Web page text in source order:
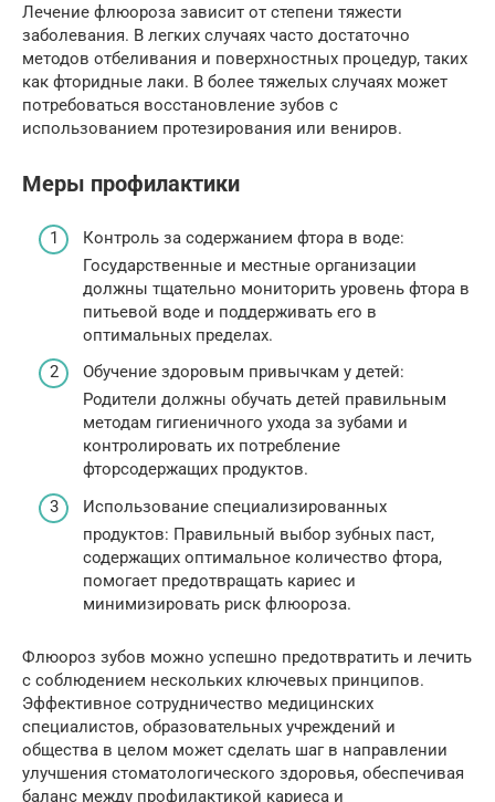
Лечение флюороза зависит от степени тяжести
заболевания. В легких случаях часто достаточно
методов отбеливания и поверхностных процедур, таких
как фторидные лаки. В более тяжелых случаях может
потребоваться восстановление зубов с
использованием протезирования или вениров.
Меры профилактики
Контроль за содержанием фтора в воде:
Государственные и местные организации
должны тщательно мониторить уровень фтора в
питьевой воде и поддерживать его в
оптимальных пределах.
Обучение здоровым привычкам у детей:
Родители должны обучать детей правильным
методам гигиеничного ухода за зубами и
контролировать их потребление
фторсодержащих продуктов.
Использование специализированных
продуктов: Правильный выбор зубных паст,
содержащих оптимальное количество фтора,
помогает предотвращать кариес и
минимизировать риск флюороза.
Флюороз зубов можно успешно предотвратить и лечить
с соблюдением нескольких ключевых принципов.
Эффективное сотрудничество медицинских
специалистов, образовательных учреждений и
общества в целом может сделать шаг в направлении
улучшения стоматологического здоровья, обеспечивая
баланс между профилактикой кариеса и